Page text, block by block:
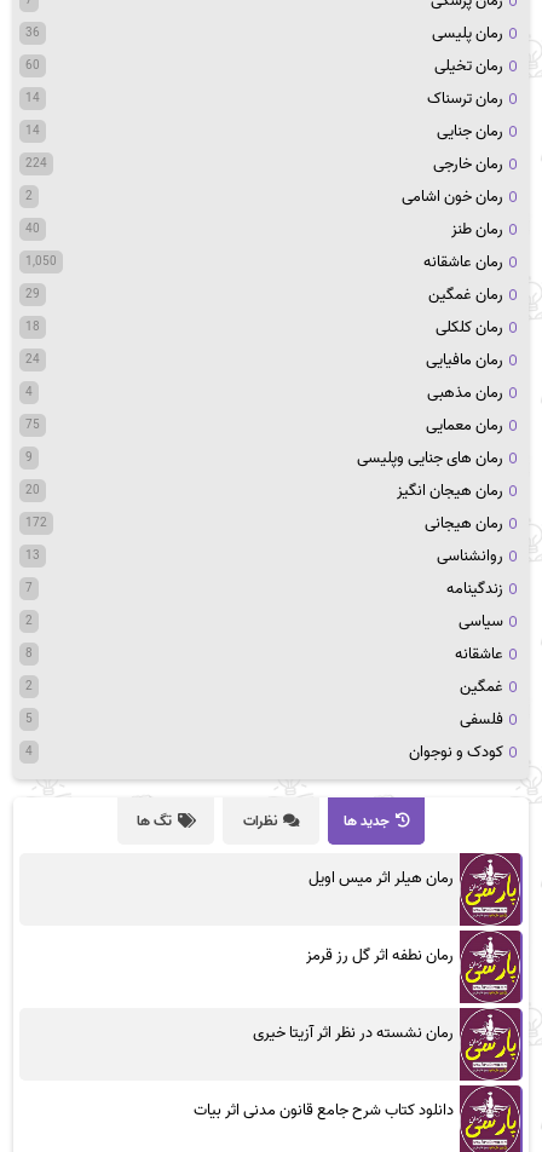
رمان پلیسی 36
رمان تخیلی 60
رمان ترسناک 14
رمان جنایی 14
رمان خارجی 224
رمان خون اشامی 2
رمان طنز 40
رمان عاشقانه 1,050
رمان غمگین 29
رمان کلکلی 18
رمان مافیایی 24
رمان مذهبی 4
رمان معمایی 75
رمان های جنایی وپلیسی 9
رمان هیجان انگیز 20
رمان هیجانی 172
روانشناسی 13
زندگینامه 7
سیاسی 2
عاشقانه 8
غمگین 2
فلسفی 5
کودک و نوجوان 4
جدید ها نظرات تگ ها
رمان هیلر اثر میس اویل
رمان نطفه اثر گل رز قرمز
رمان نشسته در نظر اثر آزیتا خیری
دانلود کتاب شرح جامع قانون مدنی اثر بیات